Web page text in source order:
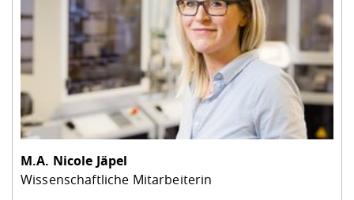
M.A. Nicole Jäpel
Wissenschaftliche Mitarbeiterin